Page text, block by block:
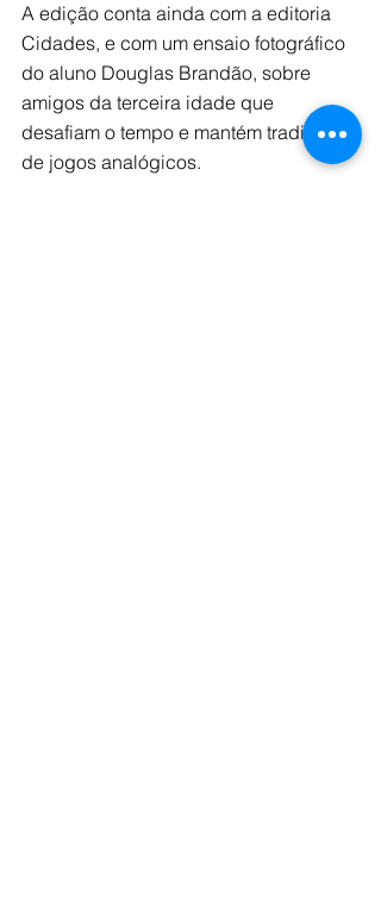
A edição conta ainda com a editoria
Cidades, e com um ensaio fotográfico
do aluno Douglas Brandão, sobre
amigos da terceira idade que
desafiam o tempo e mantém tradição
de jogos analógicos.